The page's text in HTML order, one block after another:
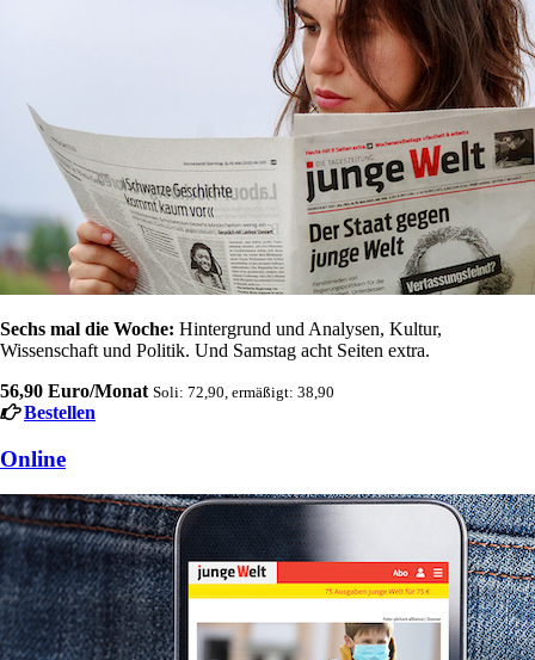
Sechs mal die Woche: Hintergrund und Analysen, Kultur,
Wissenschaft und Politik. Und Samstag acht Seiten extra.
56,90 Euro/Monat Soli: 72,90, ermäßigt: 38,90
Bestellen
Online